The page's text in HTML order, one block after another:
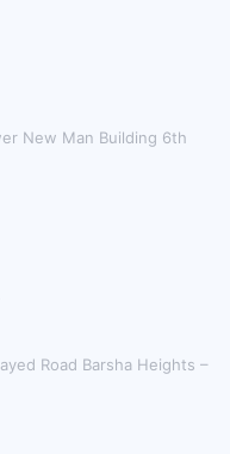
New Man Building 6th
Road Barsha Heights –